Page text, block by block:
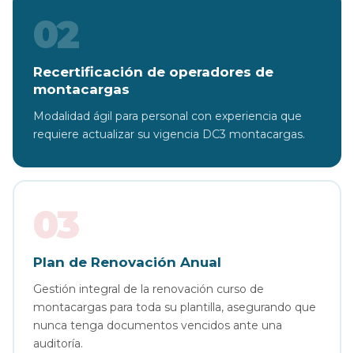
02
Recertificación de operadores de
montacargas
Modalidad ágil para personal con experiencia que
requiere actualizar su vigencia DC3 montacargas.
03
Plan de Renovación Anual
Gestión integral de la renovación curso de
montacargas para toda su plantilla, asegurando que
nunca tenga documentos vencidos ante una
auditoría.